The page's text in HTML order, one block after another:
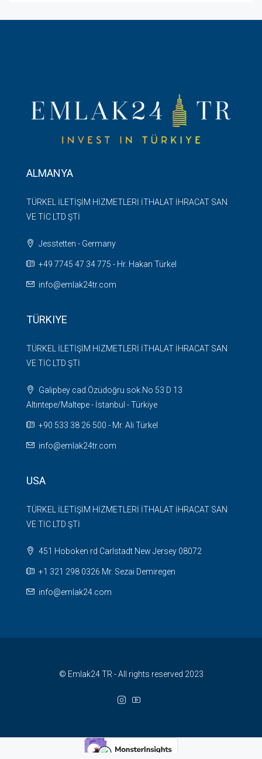
ALMANYA
TÜRKEL İLETİŞİM HİZMETLERİ İTHALAT İHRACAT SAN
VE TİC LTD ŞTİ
Jesstetten - Germany
+49 7745 47 34 775 - Hr. Hakan Türkel
info@emlak24tr.com
TÜRKIYE
TÜRKEL İLETİŞİM HİZMETLERİ İTHALAT İHRACAT SAN
VE TİC LTD ŞTİ
Galipbey cad.Özüdoğru sok.No 53 D 13
Altıntepe/Maltepe - İstanbul - Türkiye
+90 533 38 26 500 - Mr. Ali Türkel
info@emlak24tr.com
USA
TÜRKEL İLETİŞİM HİZMETLERİ İTHALAT İHRACAT SAN
VE TİC LTD ŞTİ
451 Hoboken rd Carlstadt New Jersey 08072
+1 321 298 0326 Mr. Sezai Demiregen
info@emlak24.com
© Emlak24 TR - All rights reserved 2023